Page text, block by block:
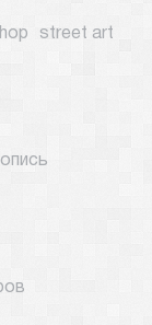
street art